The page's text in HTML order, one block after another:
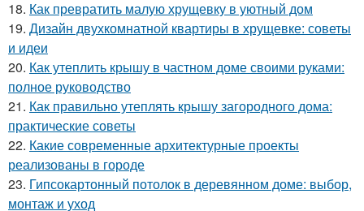
18. Как превратить малую хрущевку в уютный дом
19. Дизайн двухкомнатной квартиры в хрущевке: советы
и идеи
20. Как утеплить крышу в частном доме своими руками:
полное руководство
21. Как правильно утеплять крышу загородного дома:
практические советы
22. Какие современные архитектурные проекты
реализованы в городе
23. Гипсокартонный потолок в деревянном доме: выбор,
монтаж и уход